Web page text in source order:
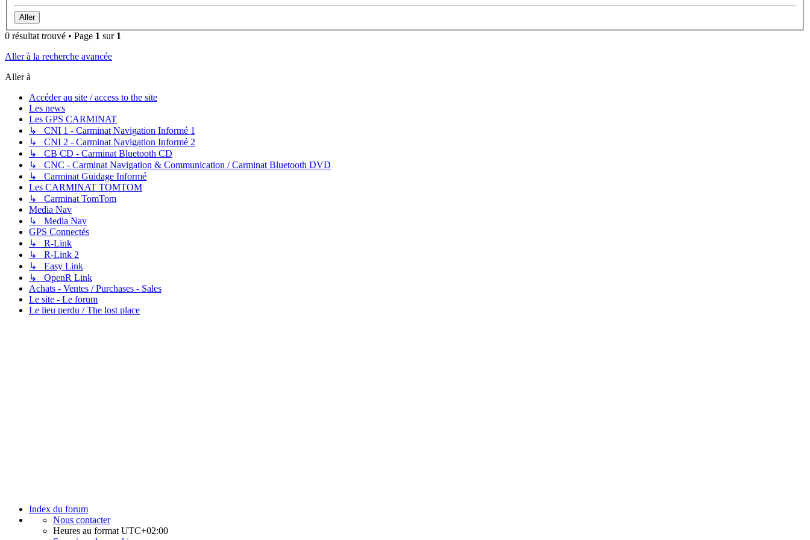
0 résultat trouvé • Page 1 sur 1
Aller à la recherche avancée
Aller à
Accéder au site / access to the site
Les news
Les GPS CARMINAT
↳ CNI 1 - Carminat Navigation Informé 1
↳ CNI 2 - Carminat Navigation Informé 2
↳ CB CD - Carminat Bluetooth CD
↳ CNC - Carminat Navigation & Communication / Carminat Bluetooth DVD
↳ Carminat Guidage Informé
Les CARMINAT TOMTOM
↳ Carminat TomTom
Media Nav
↳ Media Nav
GPS Connectés
↳ R-Link
↳ R-Link 2
↳ Easy Link
↳ OpenR Link
Achats - Ventes / Purchases - Sales
Le site - Le forum
Le lieu perdu / The lost place
Index du forum
Nous contacter
Heures au format UTC+02:00